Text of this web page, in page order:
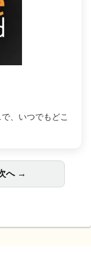
、いつでもどこ
へ →